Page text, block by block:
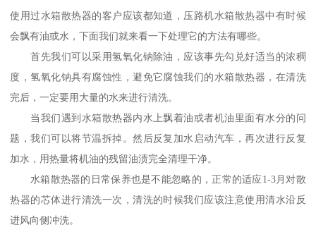
使用过水箱散热器的客户应该都知道，压路机水箱散热器中有时候
会飘有油或水，下面我们就来看一下处理它的方法有哪些。
首先我们可以采用氢氧化钠除油，应该事先勾兑好适当的浓稠
度，氢氧化钠具有腐蚀性，避免它腐蚀我们的水箱散热器，在清洗
完后，一定要用大量的水来进行清洗。
当我们遇到水箱散热器内水上飘着油或者机油里面有水分的问
题，我们可以将节温拆掉。然后反复加水启动汽车，再次进行反复
加水，用热量将机油的残留油渍完全清理干净。
水箱散热器的日常保养也是不能忽略的，正常的适应1-3月对散
热器的芯体进行清洗一次，清洗的时候我们应该注意使用清水沿反
进风向侧冲洗。